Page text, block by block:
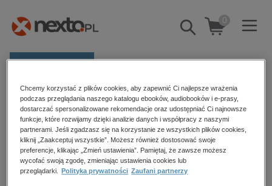
Pokaż/schowaj
wyszukiwarkę
0
Kategorie
Zobacz wszystkie E-prasa
budownictwo, aranżacja wnętrz
biznesowe, branżowe, gospodarka
Strona główna Milena Szczęsna
Milena Szczęsna
Chcemy korzystać z plików cookies, aby zapewnić Ci najlepsze wrażenia
podczas przeglądania naszego katalogu ebooków, audiobooków i e-prasy,
dostarczać spersonalizowane rekomendacje oraz udostępniać Ci najnowsze
funkcje, które rozwijamy dzięki analizie danych i współpracy z naszymi
partnerami. Jeśli zgadzasz się na korzystanie ze wszystkich plików cookies,
kliknij „Zaakceptuj wszystkie”. Możesz również dostosować swoje
preferencje, klikając „Zmień ustawienia”. Pamiętaj, że zawsze możesz
wycofać swoją zgodę, zmieniając ustawienia cookies lub
przeglądarki.
Polityka prywatności Zaufani partnerzy